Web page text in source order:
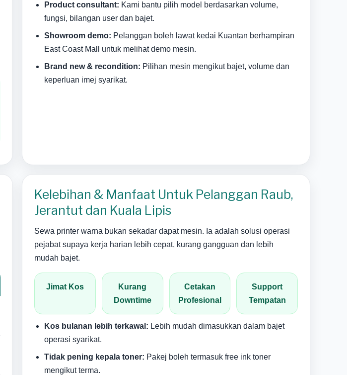
Product consultant: Kami bantu pilih model berdasarkan volume,
fungsi, bilangan user dan bajet.
Showroom demo: Pelanggan boleh lawat kedai Kuantan berhampiran
East Coast Mall untuk melihat demo mesin.
Brand new & recondition: Pilihan mesin mengikut bajet, volume dan
keperluan imej syarikat.
Kelebihan & Manfaat Untuk Pelanggan Raub,
Jerantut dan Kuala Lipis
Sewa printer warna bukan sekadar dapat mesin. Ia adalah solusi operasi
pejabat supaya kerja harian lebih cepat, kurang gangguan dan lebih
mudah bajet.
Jimat Kos
Kurang
Downtime
Cetakan
Profesional
Support
Tempatan
Kos bulanan lebih terkawal: Lebih mudah dimasukkan dalam bajet
operasi syarikat.
Tidak pening kepala toner: Pakej boleh termasuk free ink toner
mengikut terma.